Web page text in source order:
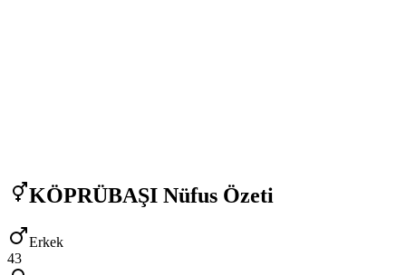
KÖPRÜBAŞI Nüfus Özeti
Erkek
43